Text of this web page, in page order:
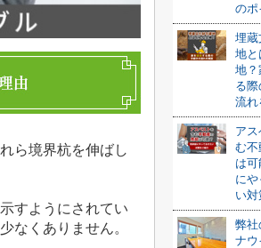
ら境界杭を伸ばし
すようにされてい
なくありません。
のポ
埋蔵
地と
地？
る
流れ
ア
む不
は
に
い
弊社
ナウ